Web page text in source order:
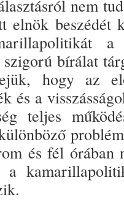
nem
elnök
bírálat
hogy az
és a
teljes
és fél
a